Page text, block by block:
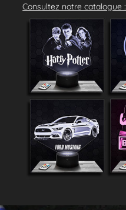
Consultez notre catalogue :